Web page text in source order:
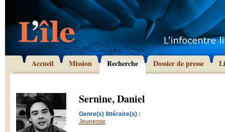
Accueil Mission Recherche Dossier de presse
Sernine, Daniel
Genre(s) littéraire(s) :
Jeunesse